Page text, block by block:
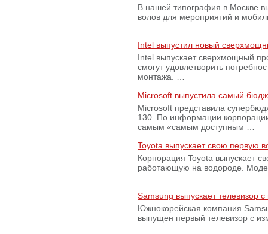
В нашей типография в Москве
волов для мероприятий и
Intel выпустил новый
Intel выпускает сверхмощный
смогут удовлетворить
монтажа. …
Microsoft выпустила самый
Microsoft представила
130. По информации
самым «самым доступным …
Toyota выпускает свою первую
Корпорация Toyota выпускает
работающую на водороде.
Samsung выпускает телевизор
Южнокорейская компания
выпущен первый телевизор с